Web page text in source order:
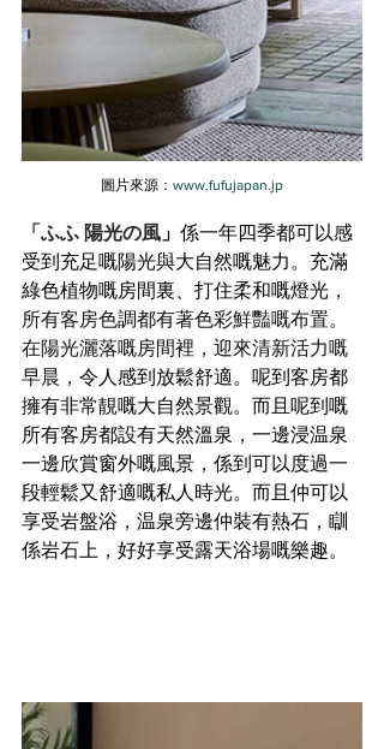
圖片來源： www.fufujapan.jp
「ふふ 陽光の風 」 係一年四季都可以感
受到充足嘅陽光與大自然嘅魅力。充滿
綠色植物嘅房間裏、打住柔和嘅燈光，
所有客房色調都有著色彩鮮豔嘅布置。
在陽光灑落嘅房間裡，迎來清新活力嘅
早晨， 令人感到放鬆舒適。呢到客房都
擁有非常靚嘅大自然景觀。而且呢到嘅
所有客房都設有天然溫泉， 一邊浸温泉
一邊欣賞窗外嘅風景，係到可以度過一
段輕鬆又舒適嘅私人時光。 而且仲可以
享受岩盤浴，温泉旁邊仲裝有熱石，瞓
係岩石上，好好享受露天浴場嘅樂趣。